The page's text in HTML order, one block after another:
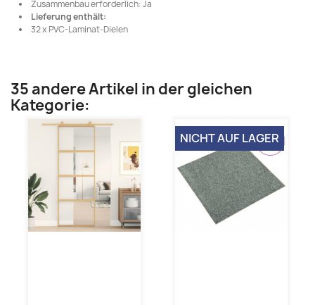
Zusammenbau erforderlich: Ja
Lieferung enthält:
32 x PVC-Laminat-Dielen
35 andere Artikel in der gleichen
Kategorie:
NICHT AUF LAGER